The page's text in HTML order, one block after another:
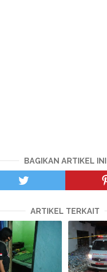
BAGIKAN ARTIKEL INI
ARTIKEL TERKAIT